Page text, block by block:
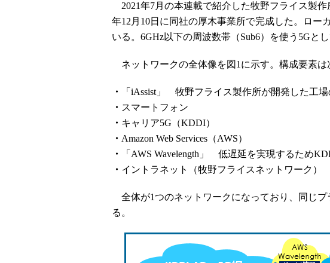
2021年7月の本連載で紹介した牧野フライス製作
年12月10日に同社の厚木事業所で完成した。ロー
いる。6GHz以下の周波数帯（Sub6）を使う5Gと
ネットワークの全体像を図1に示す。構成要素は
・
「iAssist」 牧野フライス製作所が開発した工
・ スマートフォン
・ キャリア5G（KDDI）
・ Amazon Web Services（AWS）
・
「AWS Wavelength」 低遅延を実現するため
・ イントラネット（牧野フライスネットワーク）
全体が1つのネットワークになっており、同じ
る。